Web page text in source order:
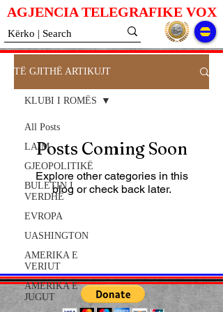
AGJENCIA TELEGRAFIKE VOX
TË GJITHË ARTIKUJT
All Posts
LAJM
GJEOPOLITIKË
BULETIN I
VERDHË
EVROPA
UASHINGTON
AMERIKA E
VERIUT
AMERIKA E
JUGUT
KLUBI I ROMËS
Posts Coming Soon
Explore other categories in this
blog or check back later.